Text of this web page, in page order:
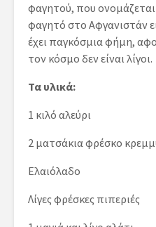
φαγητού, που ονομάζεται
φαγητό στο Αφγανιστάν
έχει παγκόσμια φήμη,
τον κόσμο δεν είναι λίγοι.
Τα υλικά:
1 κιλό αλεύρι
2 ματσάκια φρέσκο
Ελαιόλαδο
Λίγες φρέσκες πιπεριές